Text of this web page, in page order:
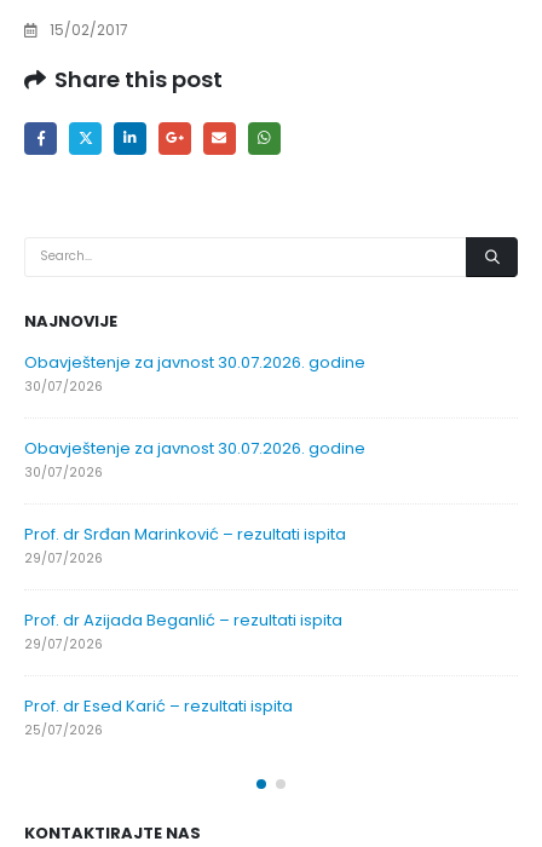
15/02/2017
Share this post
NAJNOVIJE
Obavještenje za javnost 30.07.2026. godine
30/07/2026
Obavještenje za javnost 30.07.2026. godine
30/07/2026
Prof. dr Srđan Marinković – rezultati ispita
29/07/2026
Prof. dr Azijada Beganlić – rezultati ispita
29/07/2026
Prof. dr Esed Karić – rezultati ispita
25/07/2026
KONTAKTIRAJTE NAS